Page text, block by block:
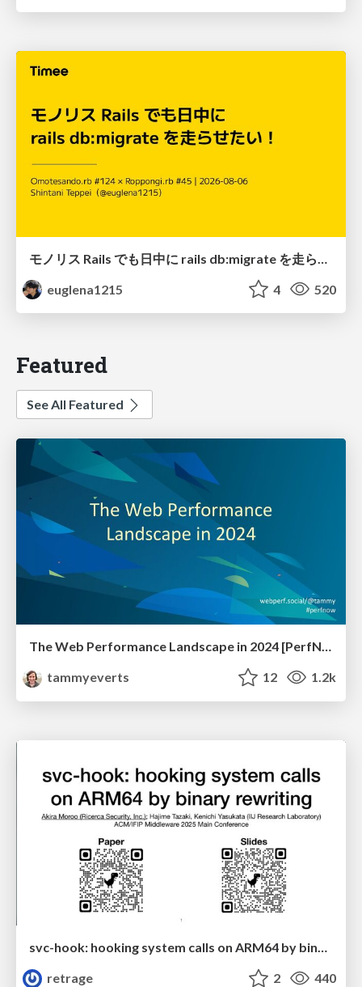
euglena1215
4 520
Featured
See All Featured
The Web Performance Landscape in 2024 [PerfNow 2024]
tammyeverts
12 1.2k
svc-hook: hooking system calls on ARM64 by binary rewriting
retrage
2 440